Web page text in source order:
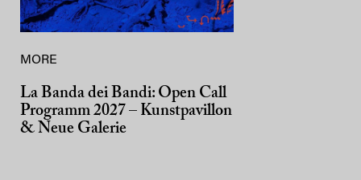
MORE
La Banda dei Bandi: Open Call
Programm 2027 – Kunstpavillon
& Neue Galerie